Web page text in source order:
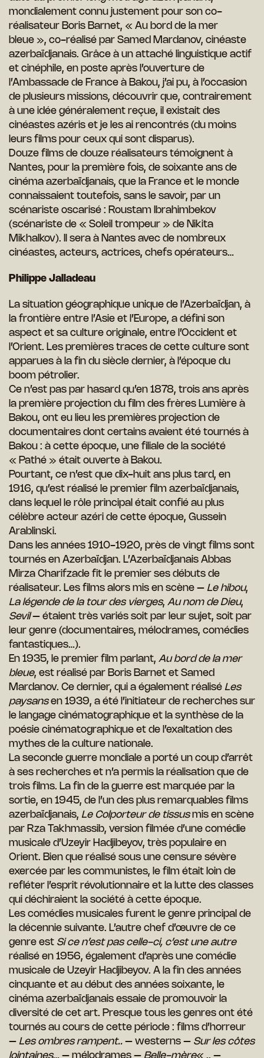
mondialement connu justement pour son co-
réalisateur Boris Barnet, « Au bord de la mer
bleue », co-réalisé par Samed Mardanov, cinéaste
azerbaïdjanais. Grâce à un attaché linguistique actif
et cinéphile, en poste après l’ouverture de
l’Ambassade de France à Bakou, j’ai pu, à l’occasion
de plusieurs missions, découvrir que, contrairement
à une idée généralement reçue, il existait des
cinéastes azéris et je les ai rencontrés (du moins
leurs films pour ceux qui sont disparus).
Douze films de douze réalisateurs témoignent à
Nantes, pour la première fois, de soixante ans de
cinéma azerbaïdjanais, que la France et le monde
connaissaient toutefois, sans le savoir, par un
scénariste oscarisé : Roustam Ibrahimbekov
(scénariste de « Soleil trompeur » de Nikita
Mikhalkov). Il sera à Nantes avec de nombreux
cinéastes, acteurs, actrices, chefs opérateurs…
Philippe Jalladeau
La situation géographique unique de l’Azerbaïdjan, à
la frontière entre l’Asie et l’Europe, a défini son
aspect et sa culture originale, entre l’Occident et
l’Orient. Les premières traces de cette culture sont
apparues à la fin du siècle dernier, à l’époque du
boom pétrolier.
Ce n’est pas par hasard qu’en 1878, trois ans après
la première projection du film des frères Lumière à
Bakou, ont eu lieu les premières projection de
documentaires dont certains avaient été tournés à
Bakou : à cette époque, une filiale de la société
« Pathé » était ouverte à Bakou.
Pourtant, ce n’est que dix-huit ans plus tard, en
1916, qu’est réalisé le premier film azerbaïdjanais,
dans lequel le rôle principal était confié au plus
célèbre acteur azéri de cette époque, Gussein
Arablinski.
Dans les années 1910-1920, près de vingt films sont
tournés en Azerbaïdjan. L’Azerbaïdjanais Abbas
Mirza Charifzade fit le premier ses débuts de
réalisateur. Les films alors mis en scène – Le hibou,
La légende de la tour des vierges, Au nom de Dieu,
Sevil– étaient très variés soit par leur sujet, soit par
leur genre (documentaires, mélodrames, comédies
fantastiques…).
En 1935, le premier film parlant, Au bord de la mer
bleue, est réalisé par Boris Barnet et Samed
Mardanov. Ce dernier, qui a également réalisé Les
paysansen 1939, a été l’initiateur de recherches sur
le langage cinématographique et la synthèse de la
poésie cinématographique et de l’exaltation des
mythes de la culture nationale.
La seconde guerre mondiale a porté un coup d’arrêt
à ses recherches et n’a permis la réalisation que de
trois films. La fin de la guerre est marquée par la
sortie, en 1945, de l’un des plus remarquables films
azerbaïdjanais, Le Colporteur de tissusmis en scène
par Rza Takhmassib, version filmée d’une comédie
musicale d’Uzeyir Hadjibeyov, très populaire en
Orient. Bien que réalisé sous une censure sévère
exercée par les communistes, le film était loin de
refléter l’esprit révolutionnaire et la lutte des classes
qui déchiraient la société à cette époque.
Les comédies musicales furent le genre principal de
la décennie suivante. L’autre chef d’œuvre de ce
genre est Si ce n’est pas celle-ci, c’est une autre
réalisé en 1956, également d’après une comédie
musicale de Uzeyir Hadjibeyov. A la fin des années
cinquante et au début des années soixante, le
cinéma azerbaïdjanais essaie de promouvoir la
diversité de cet art. Presque tous les genres ont été
tournés au cours de cette période : films d’horreur
– Les ombres rampent.. – westerns – Sur les côtes
lointaines… – mélodrames – Belle-mère« .. –